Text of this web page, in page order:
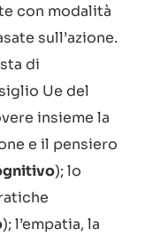
con modalità
sull’azione.
di
Ue del
insieme la
e il pensiero
); lo
); l’empatia, la